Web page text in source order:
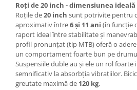
Roți de 20 inch - dimensiunea
Roțile de20 inch sunt potrivite pentru
aproximativ între6 și 11 ani (în funcție
raport ideal între stabilitate și
profil pronunțat (tip MTB) oferă o
un comportament foarte bun pe
Suspensiile duble au și ele un rol
semnificativ la absorbția vibrațiilor.
greutate maximă de 120 kg.